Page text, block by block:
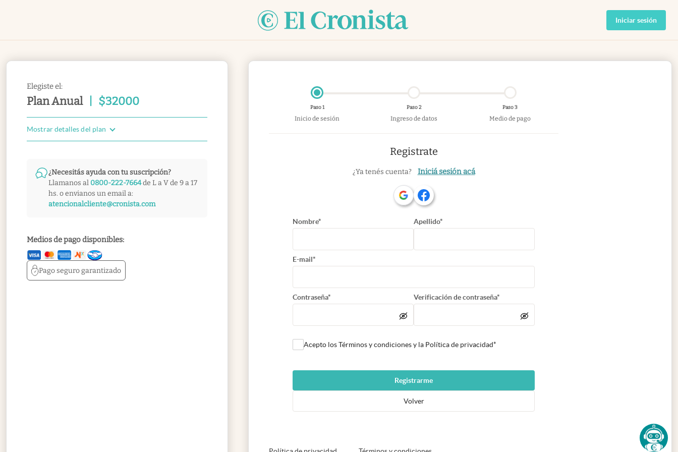
Iniciar sesión
Elegiste el:
Plan Anual $32000
Mostrar detalles del plan
¿Necesitás ayuda con tu suscripción?
Llamanos al 0800-222-7664de L a V de 9 a 17
hs. o envianos un email a:
atencionalcliente@cronista.com
Medios de pago disponibles:
Pago segurogarantizado
Paso 1
Inicio de sesión
Paso 2
Ingreso de datos
Paso 3
Medio de pago
Registrate
¿Ya tenés cuenta? Iniciá sesión acá
Nombre* Apellido*
E-mail*
Contraseña* Verificación de contraseña*
Acepto los Términos y condiciones y la Política de privacidad*
Registrarme
Volver